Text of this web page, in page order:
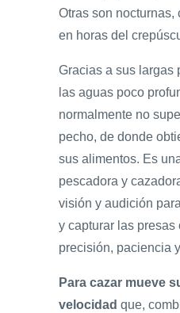
Otras son nocturnas,
en horas del
Gracias a sus largas
las aguas poco
normalmente no
pecho, de donde
sus alimentos. Es
pescadora y
visión y audición
y capturar las presas
precisión, paciencia
Para cazar mueve
velocidad que,